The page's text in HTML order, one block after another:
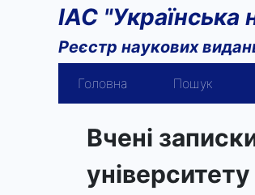
ІАС "Українська
Реєстр наукових
Головна Пошук
Вчені